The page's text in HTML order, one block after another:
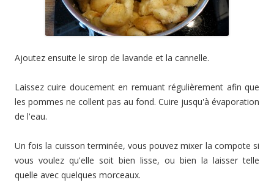
Ajoutez ensuite le sirop de lavande et la cannelle.
Laissez cuire doucement en remuant régulièrement afin que
les pommes ne collent pas au fond. Cuire jusqu'à évaporation
de l'eau.
Un fois la cuisson terminée, vous pouvez mixer la compote si
vous voulez qu'elle soit bien lisse, ou bien la laisser telle
quelle avec quelques morceaux.